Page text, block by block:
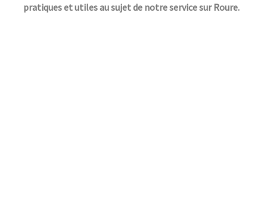
pratiques et utiles au sujet de notre service sur Roure.